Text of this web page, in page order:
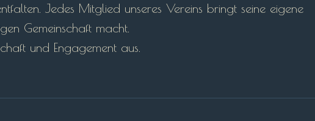
Jedes Mitglied unseres Vereins bringt seine eigene
Gemeinschaft macht.
und Engagement aus.